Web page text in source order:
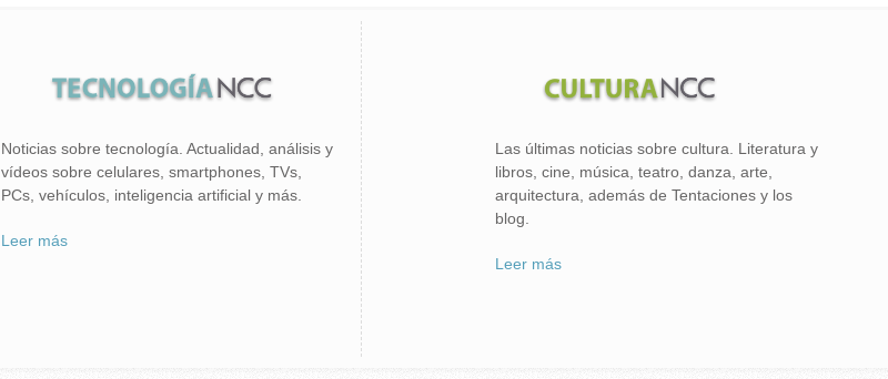
Noticias sobre tecnología. Actualidad, análisis y
vídeos sobre celulares, smartphones, TVs,
PCs, vehículos, inteligencia artificial y más.
Leer más
Las últimas noticias sobre cultura. Literatura y
libros, cine, música, teatro, danza, arte,
arquitectura, además de Tentaciones y los
blog.
Leer más